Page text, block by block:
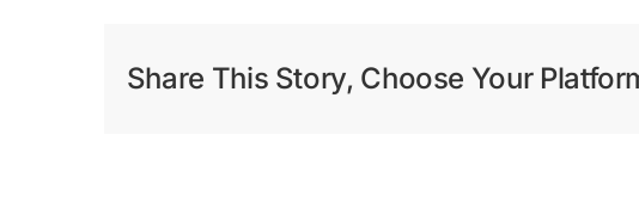
Share This Story, Choose Your